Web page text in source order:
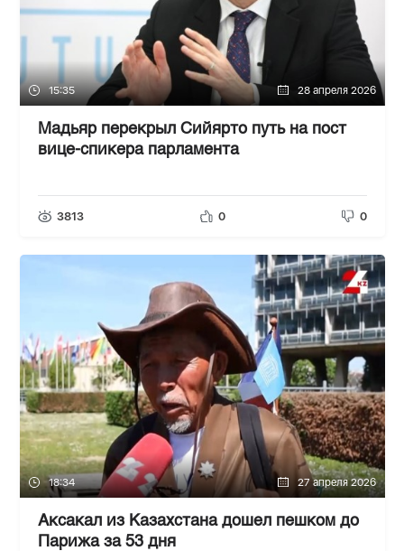
15:35 28 апреля 2026
Мадьяр перекрыл Сийярто путь на пост
вице-спикера парламента
3813 0 0
18:34 27 апреля 2026
Аксакал из Казахстана дошел пешком до
Парижа за 53 дня